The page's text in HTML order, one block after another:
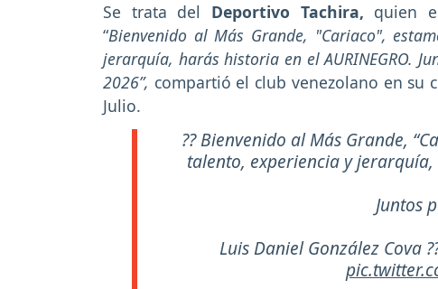
Se trata del Deportivo Tachira, quien
“Bienvenido al Más Grande, "Cariaco",
jerarquía, harás historia en el AURINEGRO.
2026”, compartió el club venezolano en su
Julio.
?? Bienvenido al Más Grande,
talento, experiencia y jerarquía,
Juntos
Luis Daniel González Cova